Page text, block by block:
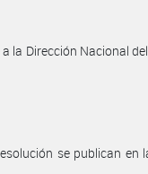
la Dirección Nacional
se publican en